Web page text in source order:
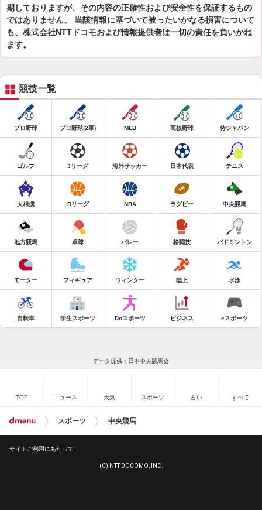
期しておりますが、その内容の正確性および安全性を保証するもの
ではありません。 当該情報に基づいて被ったいかなる損害について
も、株式会社NTTドコモおよび情報提供者は一切の責任を負いかね
ます。
競技一覧
プロ野球 プロ野球(2軍) MLB 高校野球 侍ジャパン
ゴルフ Jリーグ 海外サッカー 日本代表 テニス
大相撲 Bリーグ NBA ラグビー 中央競馬
地方競馬 卓球 バレー 格闘技 バドミントン
モーター フィギュア ウィンター 陸上 水泳
自転車 学生スポーツ Doスポーツ ビジネス eスポーツ
データ提供：日本中央競馬会
TOP ニュース 天気 スポーツ 占い すべて
スポーツ 中央競馬
サイトご利用にあたって
(C) NTT DOCOMO, INC.